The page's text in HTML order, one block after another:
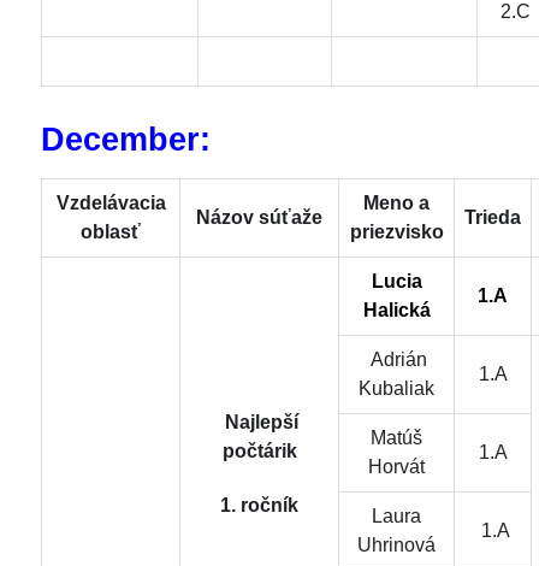
2.C
December:
Vzdelávacia
oblasť
Názov súťaže
Meno a
priezvisko
Trieda
Najlepší
počtárik
1. ročník
Lucia
Halická
1.A
Adrián
Kubaliak
1.A
Matúš
Horvát
1.A
Laura
Uhrinová
1.A